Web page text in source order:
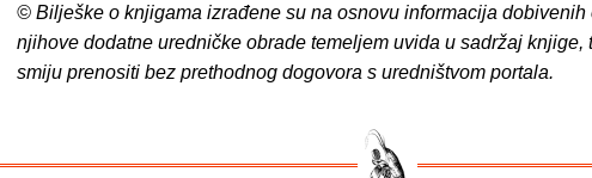
© Bilješke o knjigama izrađene su na osnovu informacija dobivenih
njihove dodatne uredničke obrade temeljem uvida u sadržaj knjige,
smiju prenositi bez prethodnog dogovora s uredništvom portala.